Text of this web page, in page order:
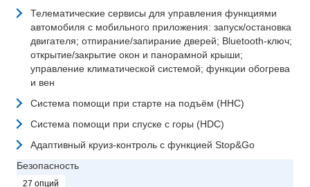
Телематические сервисы для управления функциями
автомобиля с мобильного приложения: запуск/остановка
двигателя; отпирание/запирание дверей; Bluetooth-ключ;
открытие/закрытие окон и панорамной крыши;
управление климатической системой; функции обогрева
и вен
Система помощи при старте на подъём (HHC)
Система помощи при спуске с горы (HDC)
Адаптивный круиз-контроль с функцией Stop&Go
Безопасность
27 опций